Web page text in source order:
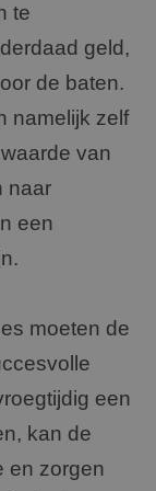
te
geld,
de baten.
namelijk zelf
van
naar
een
moeten de
een
kan de
en zorgen